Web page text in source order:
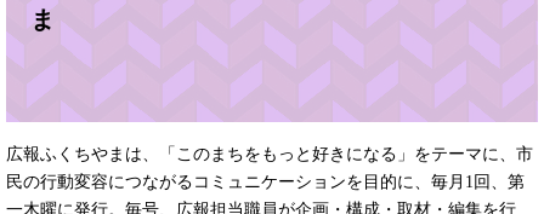
ま
広報ふくちやまは、「このまちをもっと好きになる」をテーマに、市
民の行動変容につながるコミュニケーションを目的に、毎月1回、第
一木曜に発行。毎号、広報担当職員が企画・構成・取材・編集を行